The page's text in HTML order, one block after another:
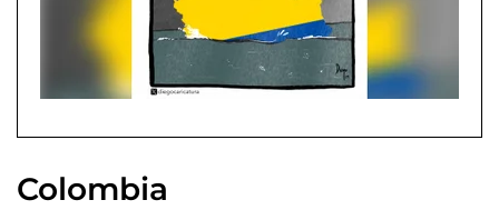
Colombia